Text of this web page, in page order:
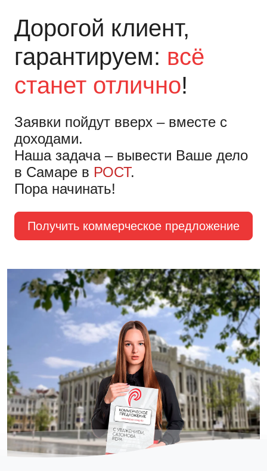
Дорогой клиент,
гарантируем: всё
станет отлично!
Заявки пойдут вверх – вместе с
доходами.
Наша задача – вывести Ваше дело
в Самаре в РОСТ.
Пора начинать!
Получить коммерческое предложение